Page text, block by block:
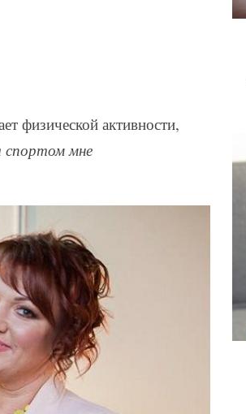
физической активности,
спортом мне